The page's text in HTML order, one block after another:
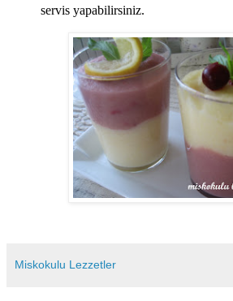
servis yapabilirsiniz.
Miskokulu Lezzetler